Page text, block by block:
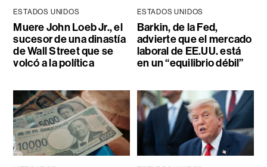
ESTADOS UNIDOS
Muere John Loeb Jr., el
sucesor de una dinastía
de Wall Street que se
volcó a la política
ESTADOS UNIDOS
Barkin, de la Fed,
advierte que el mercado
laboral de EE.UU. está
en un “equilibrio débil”